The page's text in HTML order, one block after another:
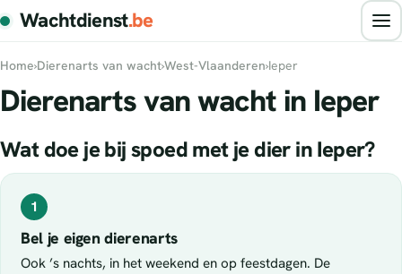
Wachtdienst.be
Home›Dierenarts van wacht›West-Vlaanderen›Ieper
Dierenarts van wacht in Ieper
Wat doe je bij spoed met je dier in Ieper?
1
Bel je eigen dierenarts
Ook ’s nachts, in het weekend en op feestdagen. De